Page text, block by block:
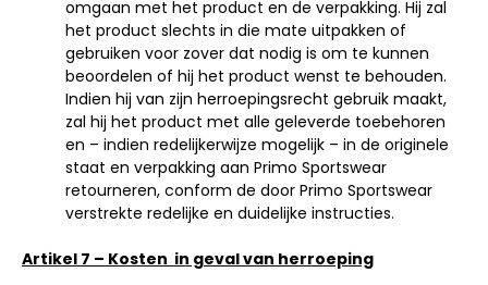
omgaan met het product en de verpakking. Hij zal
het product slechts in die mate uitpakken of
gebruiken voor zover dat nodig is om te kunnen
beoordelen of hij het product wenst te behouden.
Indien hij van zijn herroepingsrecht gebruik maakt,
zal hij het product met alle geleverde toebehoren
en – indien redelijkerwijze mogelijk – in de originele
staat en verpakking aan Primo Sportswear
retourneren, conform de door Primo Sportswear
verstrekte redelijke en duidelijke instructies.
Artikel 7 – Kosten in geval van herroeping